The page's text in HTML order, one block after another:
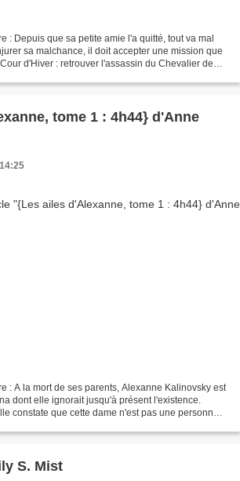
: Depuis que sa petite amie l'a quitté, tout va mal
sa malchance, il doit accepter une mission que
d'Hiver : retrouver l'assassin du Chevalier de
tome 1 : 4h44} d'Anne
: A la mort de ses parents, Alexanne Kalinovsky est
dont elle ignorait jusqu'à présent l'existence.
constate que cette dame n'est pas une personne
S. Mist